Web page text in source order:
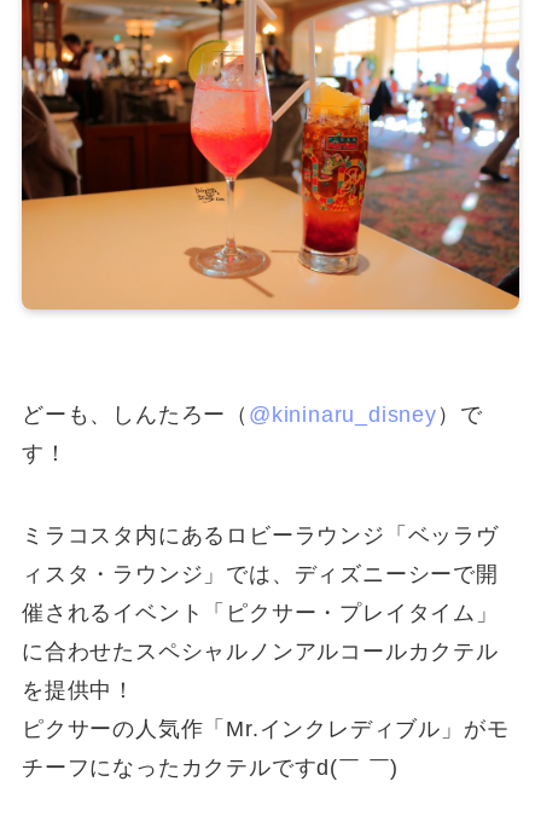
どーも、しんたろー（ @kininaru_disney ）で
す！
ミラコスタ内にあるロビーラウンジ「ベッラヴ
ィスタ・ラウンジ」では、ディズニーシーで開
催されるイベント「ピクサー・プレイタイム」
に合わせたスペシャルノンアルコールカクテル
を提供中！
ピクサーの人気作「Mr.インクレディブル」がモ
チーフになったカクテルですd(￣ ￣)